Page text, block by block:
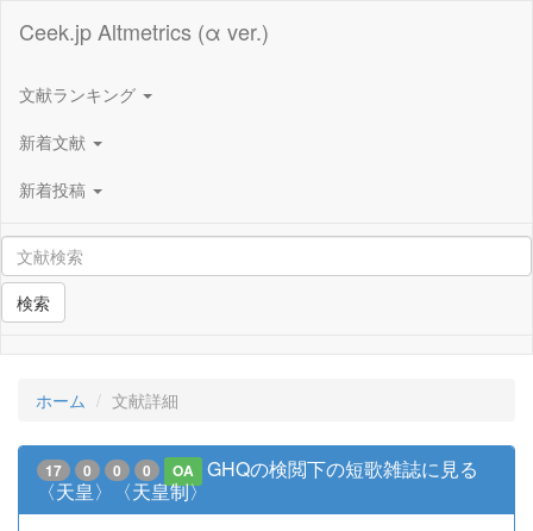
Ceek.jp Altmetrics (α ver.)
文献ランキング
新着文献
新着投稿
検索
ホーム 文献詳細
17 0 0 0 OA
GHQの検閲下の短歌雑誌に見る
〈天皇〉〈天皇制〉